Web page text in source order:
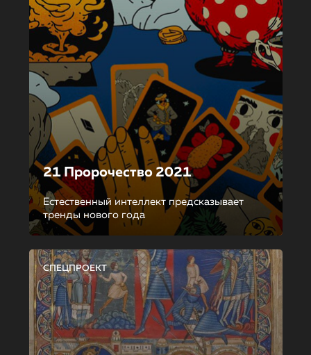
21 Пророчество 2021
Естественный интеллект предсказывает
тренды нового года
СПЕЦПРОЕКТ